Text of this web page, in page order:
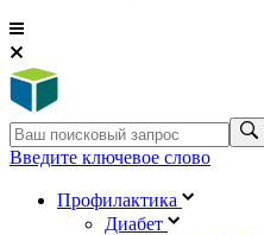
Введите ключевое слово
Профилактика
Диабет